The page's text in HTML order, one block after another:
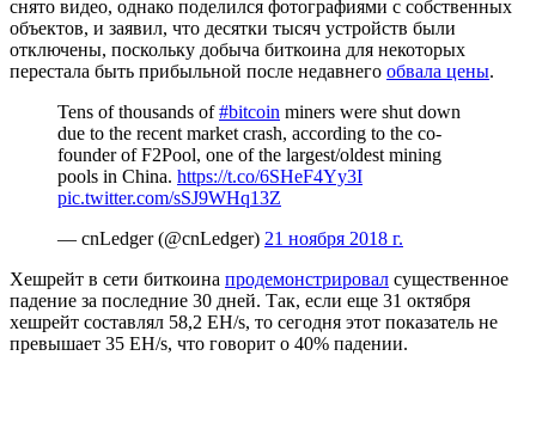
снято видео, однако поделился фотографиями с собственных
объектов, и заявил, что десятки тысяч устройств были
отключены, поскольку добыча биткоина для некоторых
перестала быть прибыльной после недавнего обвала цены.
Tens of thousands of#bitcoin miners were shut down
due to the recent market crash, according to the co-
founder of F2Pool, one of the largest/oldest mining
pools in China. https://t.co/6SHeF4Yy3I
pic.twitter.com/sSJ9WHq13Z
— cnLedger (@cnLedger) 21 ноября 2018 г.
Хешрейт в сети биткоина продемонстрировал существенное
падение за последние 30 дней. Так, если еще 31 октября
хешрейт составлял 58,2 EH/s, то сегодня этот показатель не
превышает 35 EH/s, что говорит о 40% падении.